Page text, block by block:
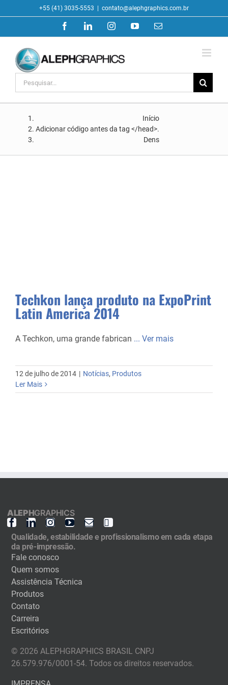
para
+55 (41) 3035-5553 contato@alephgraphics.com.br
FacebookLinkedInInstagramYouTubeE-
Buscar
resultados
para:
Início
Adicionar código antes da tag </head>.
Dens
Techkon lança produto na ExpoPrint
Latin America 2014
A Techkon, uma grande fabrican ... Ver mais
12 de julho de 2014 | Notícias, Produtos
Ler Mais
ALEPHGRAPHICS
Qualidade, estabilidade e profissionalismo em cada etapa
da pré-impressão.
Fale conosco
Quem somos
Assistência Técnica
Produtos
Contato
Carreira
Escritórios
© 2026 ALEPHGRAPHICS BRASIL CNPJ
26.579.976/0001-54. Todos os direitos reservados.